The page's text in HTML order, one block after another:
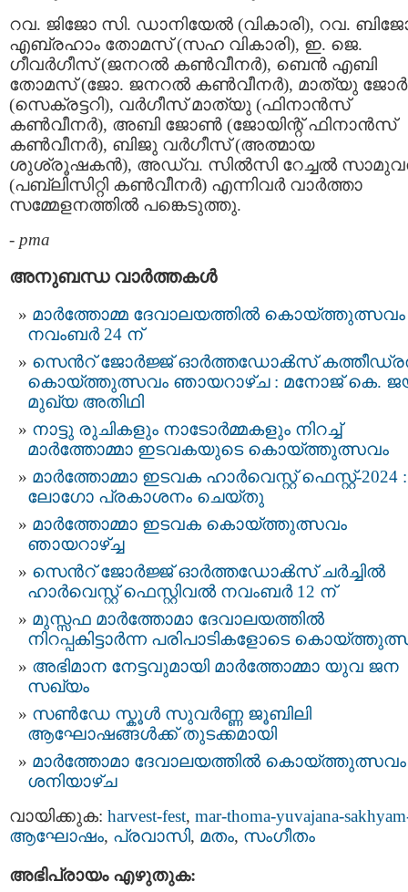
റവ. ജിജോ സി. ഡാനിയേൽ (വികാരി), റവ.
എബ്രഹാം തോമസ് (സഹ വികാരി), ഇ. ജെ.
ഗീവർഗീസ് (ജനറൽ കൺവീനർ), ബെൻ എബി
തോമസ് (ജോ. ജനറൽ കൺവീനർ), മാത്യു
(സെക്രട്ടറി), വർഗീസ് മാത്യു (ഫിനാൻസ്
കൺവീനർ), അബി ജോൺ (ജോയിന്റ് ഫിനാൻസ്
കൺവീനർ), ബിജു വർഗീസ് (അത്മായ
ശുശ്രൂഷകൻ), അഡ്വ. സിൽസി റേച്ചൽ
(പബ്ലിസിറ്റി കൺവീനർ) എന്നിവർ വാർത്താ
സമ്മേളനത്തിൽ പങ്കെടുത്തു.
- pma
അനുബന്ധ വാര്‍ത്തകള്‍
മാർത്തോമ്മ ദേവാലയത്തിൽ കൊയ്ത്തുത്സവം
നവംബർ 24 ന്
സെന്‍റ് ജോർജ്ജ് ഓർത്തഡോൿസ്‌
കൊയ്ത്തുത്സവം ഞായറാഴ്ച : മനോജ് കെ.
മുഖ്യ അതിഥി
നാട്ടു രുചികളും നാടോർമ്മകളും നിറച്ച്
മാർത്തോമ്മാ ഇടവകയുടെ കൊയ്ത്തുത്സവം
മാർത്തോമ്മാ ഇടവക ഹാർവെസ്റ്റ് ഫെസ്റ്റ്-2024 :
ലോഗോ പ്രകാശനം ചെയ്തു
മാർത്തോമ്മാ ഇടവക കൊയ്ത്തുത്സവം
ഞായറാഴ്ച്ച
സെന്‍റ് ജോർജ്ജ് ഓർത്തഡോൿസ്‌ ചര്‍ച്ചില്‍
ഹാര്‍വെസ്റ്റ് ഫെസ്റ്റിവല്‍ നവംബർ 12 ന്
മുസ്സഫ മാർത്തോമാ ദേവാലയത്തിൽ
നിറപ്പകിട്ടാർന്ന പരിപാടികളോടെ
അഭിമാന നേട്ടവുമായി മാർത്തോമ്മാ യുവ ജന
സഖ്യം
സൺഡേ സ്കൂൾ സുവർണ്ണ ജൂബിലി
ആഘോഷങ്ങൾക്ക് തുടക്കമായി
മാർത്തോമാ ദേവാലയത്തിൽ കൊയ്ത്തുത്സവം
ശനിയാഴ്ച
വായിക്കുക: harvest-fest, mar-thoma-yuvajana-
ആഘോഷം, പ്രവാസി, മതം, സംഗീതം
അഭിപ്രായം എഴുതുക: